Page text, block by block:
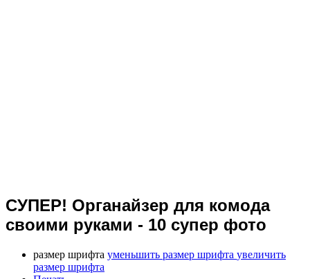
СУПЕР! Органайзер для комода
своими руками - 10 супер фото
размер шрифта уменьшить размер шрифта увеличить
размер шрифта